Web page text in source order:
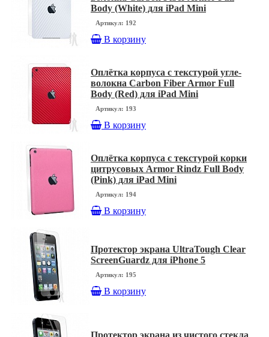
Body (White) для iPad Mini
Артикул: 192
В корзину
Оплётка корпуса с текстурой угле-
волокна Carbon Fiber Armor Full
Body (Red) для iPad Mini
Артикул: 193
В корзину
Оплётка корпуса с текстурой корки
цитрусовых Armor Rindz Full Body
(Pink) для iPad Mini
Артикул: 194
В корзину
Протектор экрана UltraTough Clear
ScreenGuardz для iPhone 5
Артикул: 195
В корзину
Протектор экрана из чистого стекла